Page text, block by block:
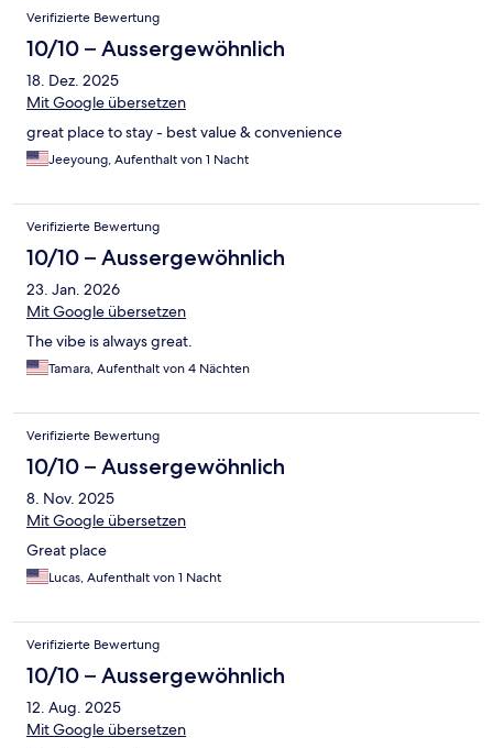
Verifizierte Bewertung
10/10 – Aussergewöhnlich
18. Dez. 2025
Mit Google übersetzen
great place to stay - best value & convenience
Jeeyoung, Aufenthalt von 1 Nacht
Verifizierte Bewertung
10/10 – Aussergewöhnlich
23. Jan. 2026
Mit Google übersetzen
The vibe is always great.
Tamara, Aufenthalt von 4 Nächten
Verifizierte Bewertung
10/10 – Aussergewöhnlich
8. Nov. 2025
Mit Google übersetzen
Great place
Lucas, Aufenthalt von 1 Nacht
Verifizierte Bewertung
10/10 – Aussergewöhnlich
12. Aug. 2025
Mit Google übersetzen